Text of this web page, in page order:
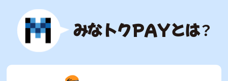
みなトクPAYとは？